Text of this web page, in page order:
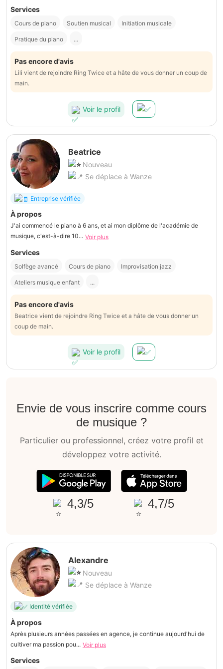
Services
Cours de piano Soutien musical Initiation musicale
Pratique du piano ...
Pas encore d'avis
Lili vient de rejoindre Ring Twice et a hâte de vous donner un coup de
main.
Voir le profil
Beatrice
Nouveau
Se déplace à Wanze
Entreprise vérifiée
À propos
J'ai commencé le piano à 6 ans, et ai mon diplôme de l'académie de
musique, c'est-à-dire 10... Voir plus
Services
Solfège avancé Cours de piano Improvisation jazz
Ateliers musique enfant ...
Pas encore d'avis
Beatrice vient de rejoindre Ring Twice et a hâte de vous donner un
coup de main.
Voir le profil
Envie de vous inscrire comme cours
de musique ?
Particulier ou professionnel, créez votre profil et
développez votre activité.
4,3/5 4,7/5
Alexandre
Nouveau
Se déplace à Wanze
Identité vérifiée
À propos
Après plusieurs années passées en agence, je continue aujourd'hui de
cultiver ma passion pou... Voir plus
Services